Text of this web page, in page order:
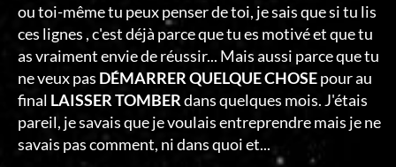
ou toi-même tu peux penser de toi, je sais que si tu lis
ces lignes , c'est déjà parce que tu es motivé et que tu
as vraiment envie de réussir... Mais aussi parce que tu
ne veux pas DÉMARRER QUELQUE CHOSEpour au
final LAISSER TOMBERdans quelques mois. J'étais
pareil, je savais que je voulais entreprendre mais je ne
savais pas comment, ni dans quoi et...